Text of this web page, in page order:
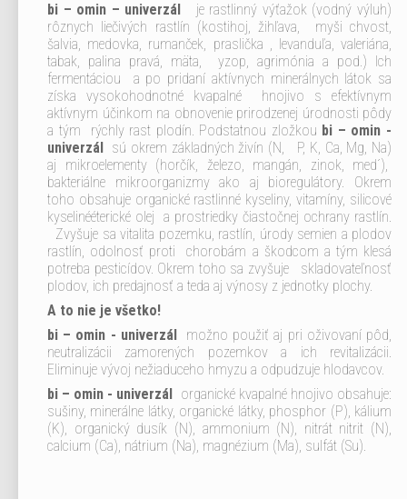
bi – omin – univerzál
je rastlinný výťažok (vodný výluh)
rôznych liečivých rastlín (kostihoj, žihľava, myši chvost,
šalvia, medovka, rumanček, praslička , levanduľa, valeriána,
tabak, palina pravá, mäta, yzop, agrimónia a pod.) Ich
fermentáciou a po pridaní aktívnych minerálnych látok sa
získa vysokohodnotné kvapalné hnojivo s efektívnym
aktívnym účinkom na obnovenie prirodzenej úrodnosti pôdy
a tým rýchly rast plodín. Podstatnou zložkou bi – omin -
univerzál sú okrem základných živín (N, P, K, Ca, Mg, Na)
aj mikroelementy (horčík, železo, mangán, zinok, med´),
bakteriálne mikroorganizmy ako aj bioregulátory. Okrem
toho obsahuje organické rastlinné kyseliny, vitamíny, silicové
kyselinééterické olej a prostriedky čiastočnej ochrany rastlín.
Zvyšuje sa vitalita pozemku, rastlín, úrody semien a plodov
rastlín, odolnosť proti chorobám a škodcom a tým klesá
potreba pesticídov. Okrem toho sa zvyšuje skladovateľnosť
plodov, ich predajnosť a teda aj výnosy z jednotky plochy.
A to nie je všetko!
bi – omin - univerzál možno použiť aj pri oživovaní pôd,
neutralizácii zamorených pozemkov a ich revitalizácii.
Eliminuje vývoj nežiaduceho hmyzu a odpudzuje hlodavcov.
bi – omin - univerzál organické kvapalné hnojivo obsahuje:
sušiny, minerálne látky, organické látky, phosphor (P), kálium
(K), organický dusík (N), ammonium (N), nitrát nitrit (N),
calcium (Ca), nátrium (Na), magnézium (Ma), sulfát (Su).